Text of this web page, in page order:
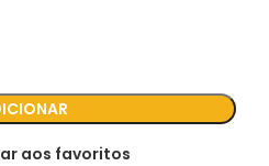
aos favoritos